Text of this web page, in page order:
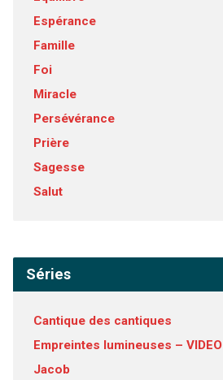
Espérance
Famille
Foi
Miracle
Persévérance
Prière
Sagesse
Salut
Séries
Cantique des cantiques
Empreintes lumineuses – VIDEO
Jacob